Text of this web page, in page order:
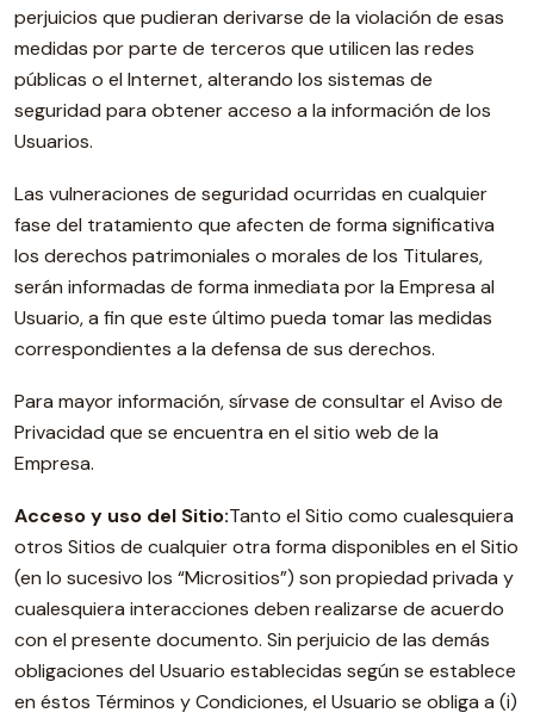
perjuicios que pudieran derivarse de la violación de esas
medidas por parte de terceros que utilicen las redes
públicas o el Internet, alterando los sistemas de
seguridad para obtener acceso a la información de los
Usuarios.
Las vulneraciones de seguridad ocurridas en cualquier
fase del tratamiento que afecten de forma significativa
los derechos patrimoniales o morales de los Titulares,
serán informadas de forma inmediata por la Empresa al
Usuario, a fin que este último pueda tomar las medidas
correspondientes a la defensa de sus derechos.
Para mayor información, sírvase de consultar el Aviso de
Privacidad que se encuentra en el sitio web de la
Empresa.
Acceso y uso del Sitio:Tanto el Sitio como cualesquiera
otros Sitios de cualquier otra forma disponibles en el Sitio
(en lo sucesivo los “Micrositios”) son propiedad privada y
cualesquiera interacciones deben realizarse de acuerdo
con el presente documento. Sin perjuicio de las demás
obligaciones del Usuario establecidas según se establece
en éstos Términos y Condiciones, el Usuario se obliga a (i)